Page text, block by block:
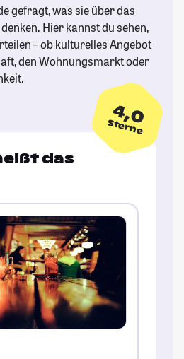
gefragt, was sie über das
Hier kannst du sehen,
– ob kulturelles Angebot
den Wohnungsmarkt oder
4,0
Sterne
das